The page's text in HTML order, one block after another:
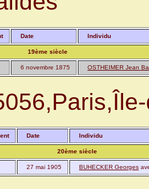
Date Individu
19ème siècle
6 novembre 1875 OSTHEIMER Jean
Date Individu
20ème siècle
27 mai 1905 BUHECKER Georges